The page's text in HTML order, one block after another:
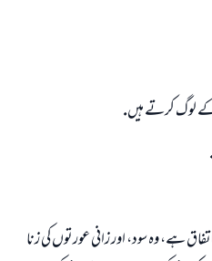
لوگ كرتے ہيں.
ہے، وہ سود، اور زانى عورتوں كى زنا